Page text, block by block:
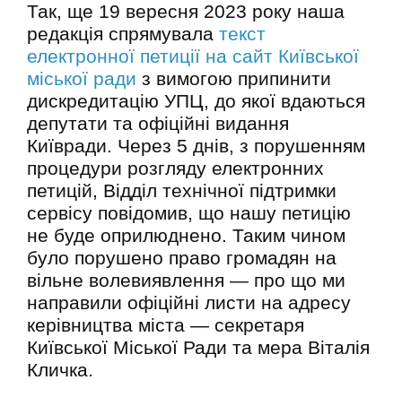
Так, ще 19 вересня 2023 року наша
редакція спрямувала текст
електронної петиції на сайт Київської
міської ради з вимогою припинити
дискредитацію УПЦ, до якої вдаються
депутати та офіційні видання
Київради. Через 5 днів, з порушенням
процедури розгляду електронних
петицій, Відділ технічної підтримки
сервісу повідомив, що нашу петицію
не буде оприлюднено. Таким чином
було порушено право громадян на
вільне волевиявлення — про що ми
направили офіційні листи на адресу
керівництва міста — секретаря
Київської Міської Ради та мера Віталія
Кличка.